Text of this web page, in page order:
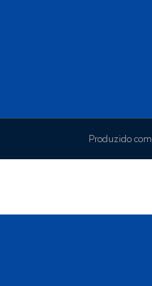
Produzido com